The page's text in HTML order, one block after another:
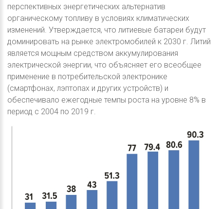
перспективных энергетических альтернатив
органическому топливу в условиях климатических
изменений. Утверждается, что литиевые батареи будут
доминировать на рынке электромобилей к 2030 г. Литий
является мощным средством аккумулирования
электрической энергии, что объясняет его всеобщее
применение в потребительской электронике
(смартфонах, лэптопах и других устройств) и
обеспечивало ежегодные темпы роста на уровне 8% в
период с 2004 по 2019 г.